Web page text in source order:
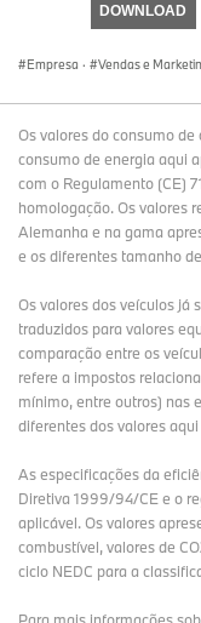
DOWNLOAD
Empresa · Vendas e
Os valores do consumo
consumo de energia aqui
com o Regulamento (CE)
homologação. Os valores
Alemanha e na gama
e os diferentes tamanho
Os valores dos veículos já
traduzidos para valores
comparação entre os
refere a impostos
mínimo, entre outros) nas
diferentes dos valores
As especificações da
Diretiva 1999/94/CE e o
aplicável. Os valores
combustível, valores de
ciclo NEDC para a